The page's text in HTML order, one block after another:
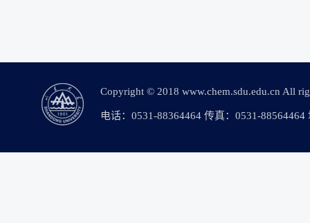
Copyright © 2018 www.chem.sdu.edu.cn All
电话：0531-88364464 传真：0531-